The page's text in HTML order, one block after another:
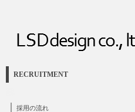
RECRUITMENT
採用の流れ